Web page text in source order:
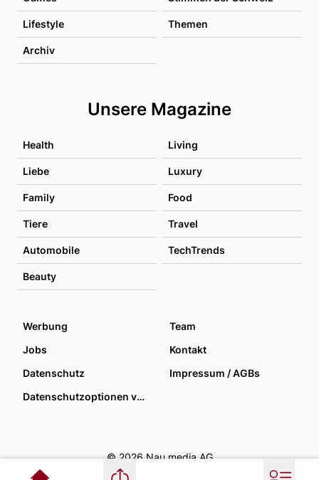
Lifestyle Themen
Archiv
Unsere Magazine
Health Living
Liebe Luxury
Family Food
Tiere Travel
Automobile TechTrends
Beauty
Werbung
Team
Jobs
Kontakt
Datenschutz
Impressum / AGBs
Datenschutzoptionen verwalten
© 2026 Nau media AG